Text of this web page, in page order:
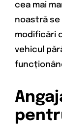
cea mai
noastră se
modificări
vehicul